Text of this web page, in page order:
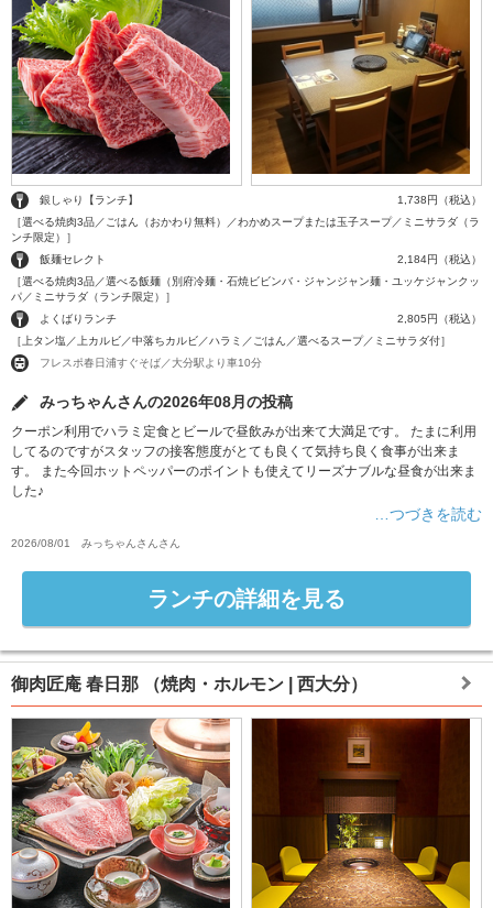
銀しゃり【ランチ】
1,738円（税込）
［選べる焼肉3品／ごはん（おかわり無料）／わかめスープまたは玉子スープ／ミニサラダ（ラ
ンチ限定）］
飯麺セレクト
2,184円（税込）
［選べる焼肉3品／選べる飯麺（別府冷麺・石焼ビビンバ・ジャンジャン麺・ユッケジャンクッ
パ／ミニサラダ（ランチ限定）］
よくばりランチ
2,805円（税込）
［上タン塩／上カルビ／中落ちカルビ／ハラミ／ごはん／選べるスープ／ミニサラダ付］
フレスポ春日浦すぐそば／大分駅より車10分
みっちゃんさんの2026年08月の投稿
クーポン利用でハラミ定食とビールで昼飲みが出来て大満足です。 たまに利用
してるのですがスタッフの接客態度がとても良くて気持ち良く食事が出来ま
す。 また今回ホットペッパーのポイントも使えてリーズナブルな昼食が出来ま
した♪
…つづきを読む
2026/08/01 みっちゃんさん さん
ランチの詳細を見る
御肉匠庵 春日那 （焼肉・ホルモン | 西大分）